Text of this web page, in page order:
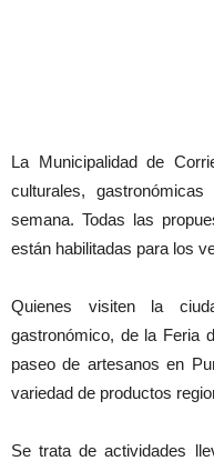
La Municipalidad de
culturales,
semana. Todas las
están habilitadas para los
Quienes visiten la
gastronómico, de la Feria
paseo de artesanos en
variedad de productos
Se trata de actividades